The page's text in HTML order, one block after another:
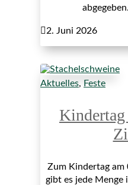
2. Juni 2026
Aktuelles, Feste
Zum Kindertag am
gibt es jede Menge